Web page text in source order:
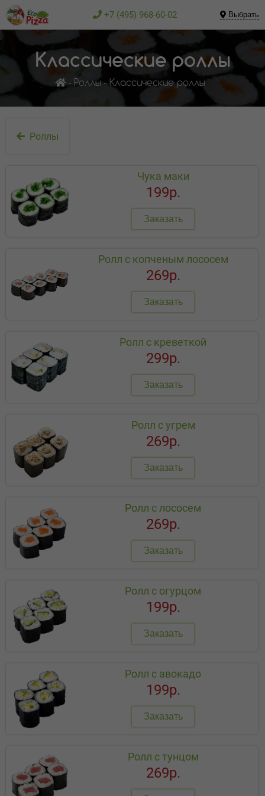
+7 (495) 968-60-02 Выбрать
Классические роллы
Роллы Классические роллы
Роллы
Чука маки
199р.
Заказать
Ролл с копченым лососем
269р.
Заказать
Ролл с креветкой
299р.
Заказать
Ролл с угрем
269р.
Заказать
Ролл с лососем
269р.
Заказать
Ролл с огурцом
199р.
Заказать
Ролл с авокадо
199р.
Заказать
Ролл с тунцом
269р.